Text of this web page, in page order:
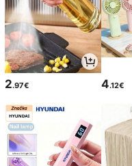
2.97€ 4.12€